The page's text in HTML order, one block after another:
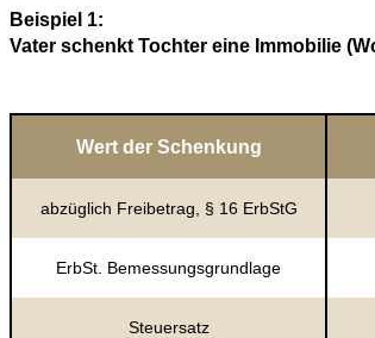
Beispiel 1:
Vater schenkt Tochter eine Immobilie
Wert der Schenkung
abzüglich Freibetrag, § 16 ErbStG
ErbSt. Bemessungsgrundlage
Steuersatz